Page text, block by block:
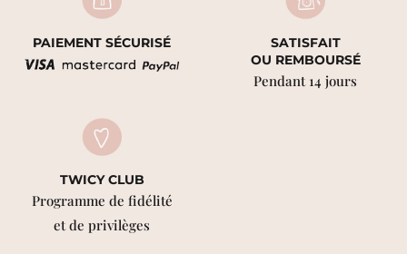
PAIEMENT SÉCURISÉ
SATISFAIT
OU REMBOURSÉ
Pendant 14 jours
TWICY CLUB
Programme de fidélité
et de privilèges